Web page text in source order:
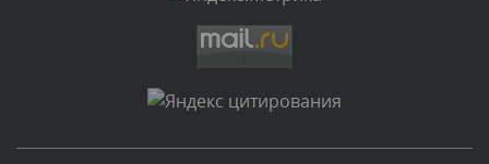
Текст комментария будет виден после проверки
администратором.